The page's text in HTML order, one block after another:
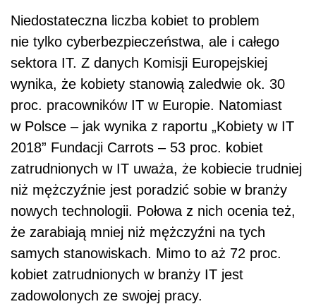
Niedostateczna liczba kobiet to problem
nie tylko cyberbezpieczeństwa, ale i całego
sektora IT. Z danych Komisji Europejskiej
wynika, że kobiety stanowią zaledwie ok. 30
proc. pracowników IT w Europie. Natomiast
w Polsce – jak wynika z raportu „Kobiety w IT
2018” Fundacji Carrots – 53 proc. kobiet
zatrudnionych w IT uważa, że kobiecie trudniej
niż mężczyźnie jest poradzić sobie w branży
nowych technologii. Połowa z nich ocenia też,
że zarabiają mniej niż mężczyźni na tych
samych stanowiskach. Mimo to aż 72 proc.
kobiet zatrudnionych w branży IT jest
zadowolonych ze swojej pracy.